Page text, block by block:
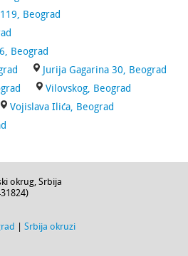
Beograd
Beograd
Jurija Gagarina 30, Beograd
Vilovskog, Beograd
Vojislava Ilića, Beograd
okrug, Srbija
)
Srbija okruzi